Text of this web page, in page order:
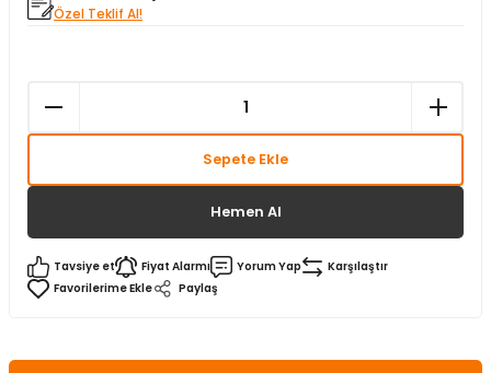
İkaz Lambaları
Özel Teklif Al!
Sepete Ekle
Hemen Al
Tavsiye et Fiyat Alarmı Yorum Yap
Karşılaştır
Paylaş